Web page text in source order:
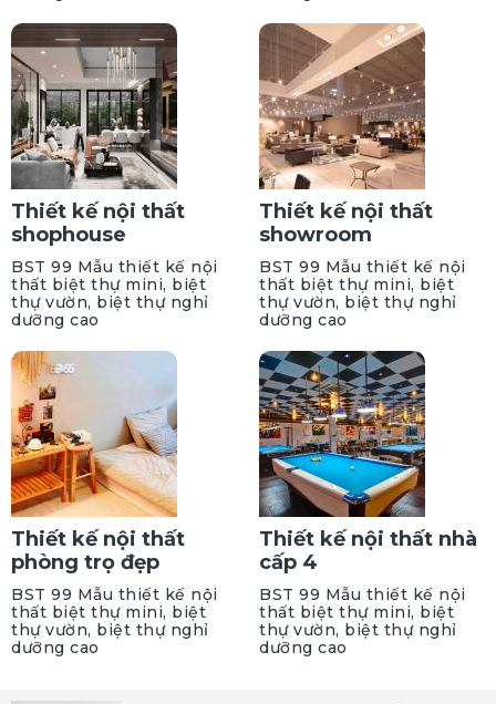
Thiết kế nội thất
shophouse
BST 99 Mẫu thiết kế nội
thất biệt thự mini, biệt
thự vườn, biệt thự nghỉ
dưỡng cao
Thiết kế nội thất
showroom
BST 99 Mẫu thiết kế nội
thất biệt thự mini, biệt
thự vườn, biệt thự nghỉ
dưỡng cao
Thiết kế nội thất
phòng trọ đẹp
BST 99 Mẫu thiết kế nội
thất biệt thự mini, biệt
thự vườn, biệt thự nghỉ
dưỡng cao
Thiết kế nội thất nhà
cấp 4
BST 99 Mẫu thiết kế nội
thất biệt thự mini, biệt
thự vườn, biệt thự nghỉ
dưỡng cao